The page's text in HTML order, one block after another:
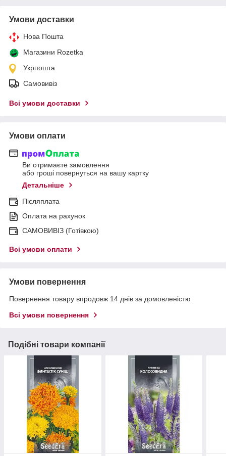
Умови доставки
Нова Пошта
Магазини Rozetka
Укрпошта
Самовивіз
Всі умови доставки
Умови оплати
Ви отримаєте замовлення
або гроші повернуться на вашу картку
Детальніше
Післяплата
Оплата на рахунок
САМОВИВІЗ (Готівкою)
Всі умови оплати
Умови повернення
Повернення товару впродовж 14 днів за домовленістю
Всі умови повернення
Подібні товари компанії